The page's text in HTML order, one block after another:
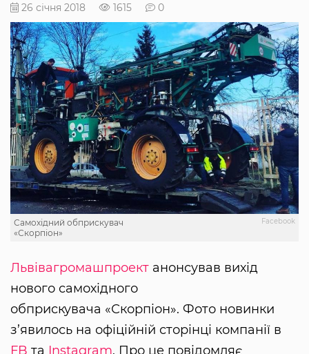
26 січня 2018 1615 0
Facebook
Самохідний обприскувач
«Скорпіон»
Львівагромашпроект анонсував вихід
нового самохідного
обприскувача «Скорпіон». Фото новинки
з’явилось на офіційній сторінці компанії в
FB та Instagram. Про це повідомляє